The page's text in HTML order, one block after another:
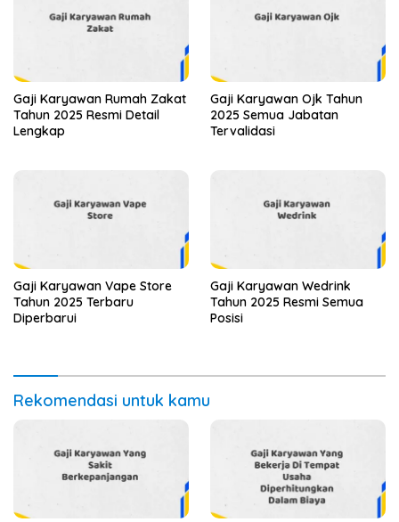
Gaji Karyawan Rumah Zakat
Tahun 2025 Resmi Detail
Lengkap
Gaji Karyawan Ojk Tahun
2025 Semua Jabatan
Tervalidasi
Gaji Karyawan Vape Store
Tahun 2025 Terbaru
Diperbarui
Gaji Karyawan Wedrink
Tahun 2025 Resmi Semua
Posisi
Rekomendasi untuk kamu